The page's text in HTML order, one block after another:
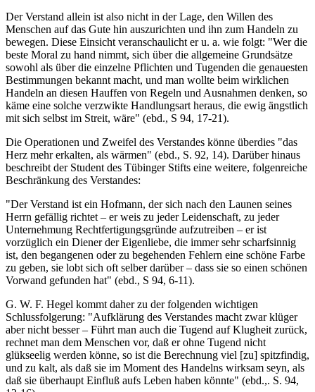
Der Verstand allein ist also nicht in der Lage, den Willen des
Menschen auf das Gute hin auszurichten und ihn zum Handeln zu
bewegen. Diese Einsicht veranschaulicht er u. a. wie folgt: "Wer die
beste Moral zu hand nimmt, sich über die allgemeine Grundsätze
sowohl als über die einzelne Pflichten und Tugenden die genauesten
Bestimmungen bekannt macht, und man wollte beim wirklichen
Handeln an diesen Hauffen von Regeln und Ausnahmen denken, so
käme eine solche verzwikte Handlungsart heraus, die ewig ängstlich
mit sich selbst im Streit, wäre" (ebd., S 94, 17-21).
Die Operationen und Zweifel des Verstandes könne überdies "das
Herz mehr erkalten, als wärmen" (ebd., S. 92, 14). Darüber hinaus
beschreibt der Student des Tübinger Stifts eine weitere, folgenreiche
Beschränkung des Verstandes:
"Der Verstand ist ein Hofmann, der sich nach den Launen seines
Herrn gefällig richtet – er weis zu jeder Leidenschaft, zu jeder
Unternehmung Rechtfertigungsgründe aufzutreiben – er ist
vorzüglich ein Diener der Eigenliebe, die immer sehr scharfsinnig
ist, den begangenen oder zu begehenden Fehlern eine schöne Farbe
zu geben, sie lobt sich oft selber darüber – dass sie so einen schönen
Vorwand gefunden hat" (ebd., S 94, 6-11).
G. W. F. Hegel kommt daher zu der folgenden wichtigen
Schlussfolgerung: "Aufklärung des Verstandes macht zwar klüger
aber nicht besser – Führt man auch die Tugend auf Klugheit zurück,
rechnet man dem Menschen vor, daß er ohne Tugend nicht
glükseelig werden könne, so ist die Berechnung viel [zu] spitzfindig,
und zu kalt, als daß sie im Moment des Handelns wirksam seyn, als
daß sie überhaupt Einfluß aufs Leben haben könnte" (ebd.,. S. 94,